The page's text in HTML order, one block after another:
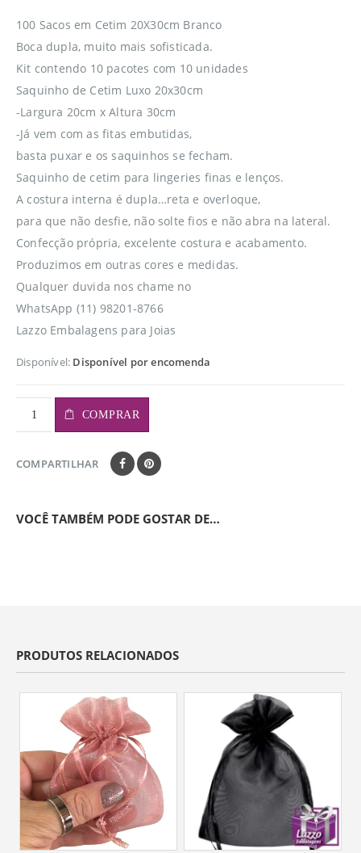
100 Sacos em Cetim 20X30cm Branco
Boca dupla, muito mais sofisticada.
Kit contendo 10 pacotes com 10 unidades
Saquinho de Cetim Luxo 20x30cm
-Largura 20cm x Altura 30cm
-Já vem com as fitas embutidas,
basta puxar e os saquinhos se fecham.
Saquinho de cetim para lingeries finas e lenços.
A costura interna é dupla…reta e overloque,
para que não desfie, não solte fios e não abra na lateral.
Confecção própria, excelente costura e acabamento.
Produzimos em outras cores e medidas.
Qualquer duvida nos chame no
WhatsApp (11) 98201-8766
Lazzo Embalagens para Joias
Disponível: Disponível por encomenda
COMPRAR
COMPARTILHAR
VOCÊ TAMBÉM PODE GOSTAR DE…
PRODUTOS RELACIONADOS